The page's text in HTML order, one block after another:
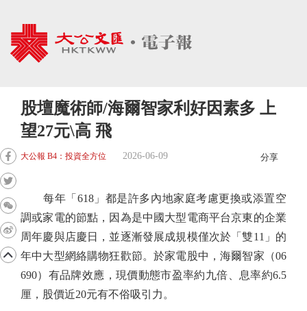
股壇魔術師/海爾智家利好因素多 上
望27元\高 飛
大公報 B4：投資全方位 2026-06-09 分享
每年「618」都是許多內地家庭考慮更換或添置空
調或家電的節點，因為是中國大型電商平台京東的企業
周年慶與店慶日，並逐漸發展成規模僅次於「雙11」的
年中大型網絡購物狂歡節。於家電股中，海爾智家（06
690）有品牌效應，現價動態市盈率約九倍、息率約6.5
厘，股價近20元有不俗吸引力。